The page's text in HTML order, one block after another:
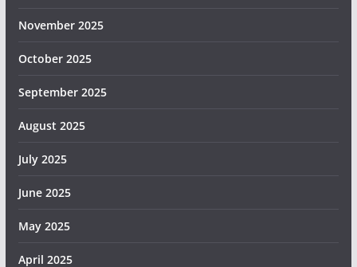
November 2025
October 2025
September 2025
August 2025
July 2025
June 2025
May 2025
April 2025